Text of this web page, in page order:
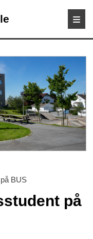
BUS
på